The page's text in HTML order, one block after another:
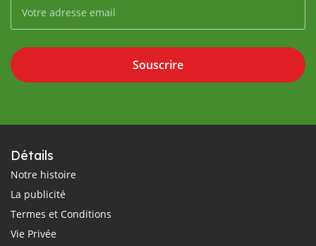
Souscrire
Détails
Notre histoire
La publicité
Termes et Conditions
Vie Privée